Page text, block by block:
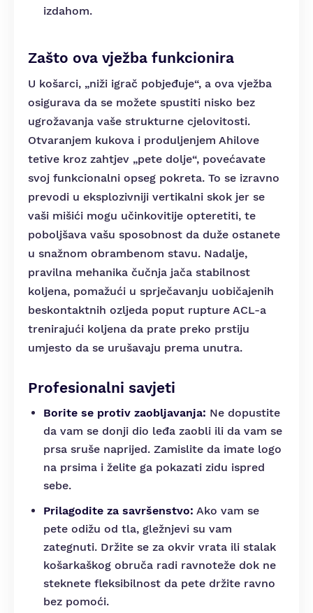
izdahom.
Zašto ova vježba funkcionira
U košarci, „niži igrač pobjeđuje“, a ova vježba
osigurava da se možete spustiti nisko bez
ugrožavanja vaše strukturne cjelovitosti.
Otvaranjem kukova i produljenjem Ahilove
tetive kroz zahtjev „pete dolje“, povećavate
svoj funkcionalni opseg pokreta. To se izravno
prevodi u eksplozivniji vertikalni skok jer se
vaši mišići mogu učinkovitije opteretiti, te
poboljšava vašu sposobnost da duže ostanete
u snažnom obrambenom stavu. Nadalje,
pravilna mehanika čučnja jača stabilnost
koljena, pomažući u sprječavanju uobičajenih
beskontaktnih ozljeda poput rupture ACL-a
trenirajući koljena da prate preko prstiju
umjesto da se urušavaju prema unutra.
Profesionalni savjeti
Borite se protiv zaobljavanja: Ne dopustite
da vam se donji dio leđa zaobli ili da vam se
prsa sruše naprijed. Zamislite da imate logo
na prsima i želite ga pokazati zidu ispred
sebe.
Prilagodite za savršenstvo: Ako vam se
pete odižu od tla, gležnjevi su vam
zategnuti. Držite se za okvir vrata ili stalak
košarkaškog obruča radi ravnoteže dok ne
steknete fleksibilnost da pete držite ravno
bez pomoći.